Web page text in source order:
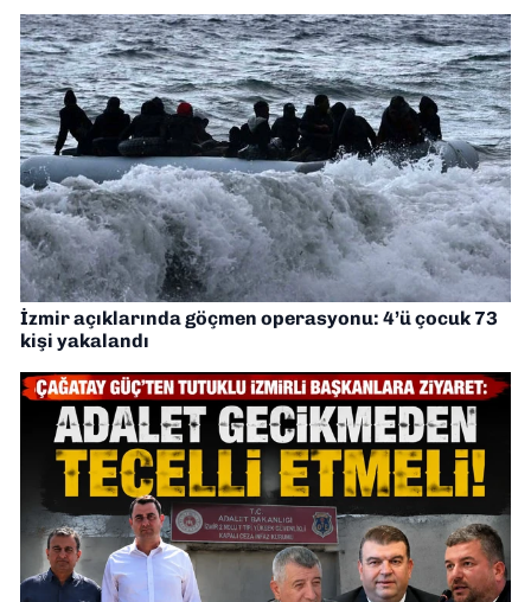
İzmir açıklarında göçmen operasyonu: 4’ü çocuk 73
kişi yakalandı